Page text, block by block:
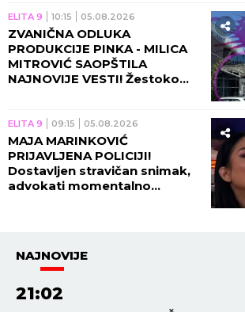
ELITA 9 10:15 05.08.2026
ZVANIČNA ODLUKA
PRODUKCIJE PINKA - MILICA
MITROVIĆ SAOPŠTILA
NAJNOVIJE VESTI! Žestoko
ELITA 9 09:15 05.08.2026
MAJA MARINKOVIĆ
PRIJAVLJENA POLICIJI!
Dostavljen stravičan snimak,
advokati momentalno
NAJNOVIJE
21:02